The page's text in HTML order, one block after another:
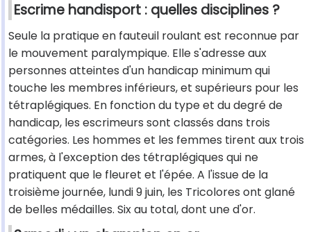
Escrime handisport : quelles disciplines ?
Seule la pratique en fauteuil roulant est reconnue par
le mouvement paralympique. Elle s'adresse aux
personnes atteintes d'un handicap minimum qui
touche les membres inférieurs, et supérieurs pour les
tétraplégiques. En fonction du type et du degré de
handicap, les escrimeurs sont classés dans trois
catégories. Les hommes et les femmes tirent aux trois
armes, à l'exception des tétraplégiques qui ne
pratiquent que le fleuret et l'épée. A l'issue de la
troisième journée, lundi 9 juin, les Tricolores ont glané
de belles médailles. Six au total, dont une d'or.